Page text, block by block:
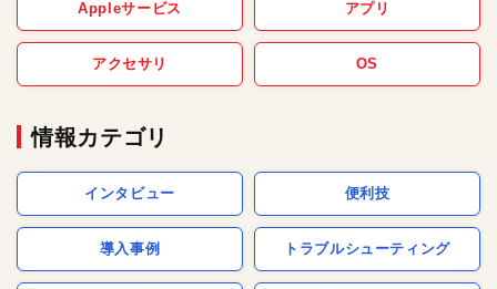
Appleサービス アプリ
アクセサリ OS
情報カテゴリ
インタビュー 便利技
導入事例 トラブルシューティング